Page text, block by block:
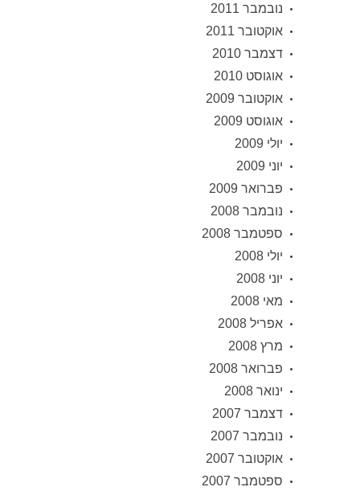
נובמבר 2011
אוקטובר 2011
דצמבר 2010
אוגוסט 2010
אוקטובר 2009
אוגוסט 2009
יולי 2009
יוני 2009
פברואר 2009
נובמבר 2008
ספטמבר 2008
יולי 2008
יוני 2008
מאי 2008
אפריל 2008
מרץ 2008
פברואר 2008
ינואר 2008
דצמבר 2007
נובמבר 2007
אוקטובר 2007
ספטמבר 2007